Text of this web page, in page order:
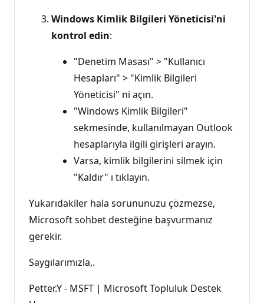
Windows Kimlik Bilgileri Yöneticisi'ni
kontrol edin:
"Denetim Masası" > "Kullanıcı
Hesapları" > "Kimlik Bilgileri
Yöneticisi" ni açın.
"Windows Kimlik Bilgileri"
sekmesinde, kullanılmayan Outlook
hesaplarıyla ilgili girişleri arayın.
Varsa, kimlik bilgilerini silmek için
"Kaldır" ı tıklayın.
Yukarıdakiler hala sorununuzu çözmezse,
Microsoft sohbet desteğine başvurmanız
gerekir.
Saygılarımızla,.
Petter.Y - MSFT | Microsoft Topluluk Destek